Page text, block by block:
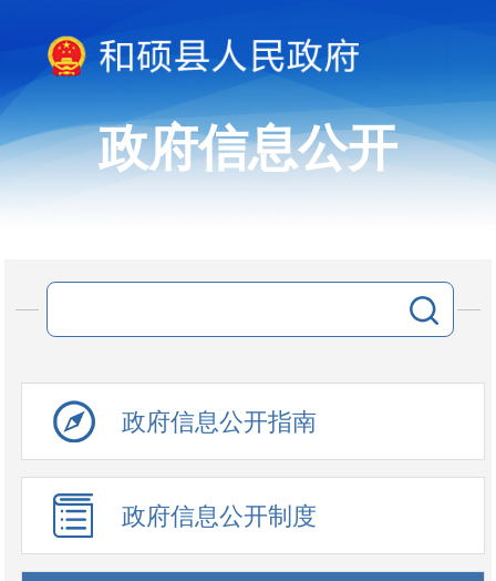
政府信息公开
政府信息公开指南
政府信息公开制度